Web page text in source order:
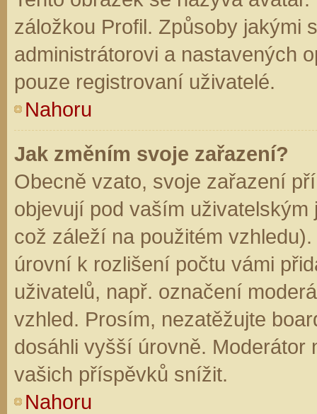
záložkou Profil. Způsoby jakými
administrátorovi a nastavených
pouze registrovaní uživatelé.
Nahoru
Jak změním svoje zařazení?
Obecně vzato, svoje zařazení
objevují pod vaším
což záleží na použitém
úrovní k rozlišení počtu vámi
uživatelů, např. označení
vzhled. Prosím, nezatěžujte
dosáhli vyšší úrovně. Moderátor
vašich příspěvků snížit.
Nahoru